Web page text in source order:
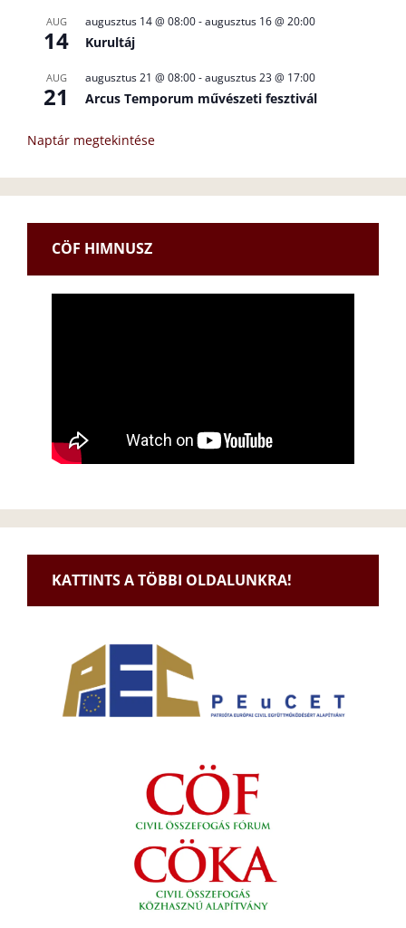
AUG
14
augusztus 14 @ 08:00-augusztus 16 @ 20:00
Kurultáj
AUG
21
augusztus 21 @ 08:00-augusztus 23 @ 17:00
Arcus Temporum művészeti fesztivál
Naptár megtekintése
CÖF HIMNUSZ
KATTINTS A TÖBBI OLDALUNKRA!